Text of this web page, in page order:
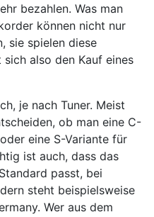
bezahlen. Was man
können nicht nur
sie spielen diese
also den Kauf eines
je nach Tuner. Meist
ob man eine C-
eine S-Variante für
ist auch, dass das
passt, bei
steht beispielsweise
Wer aus dem